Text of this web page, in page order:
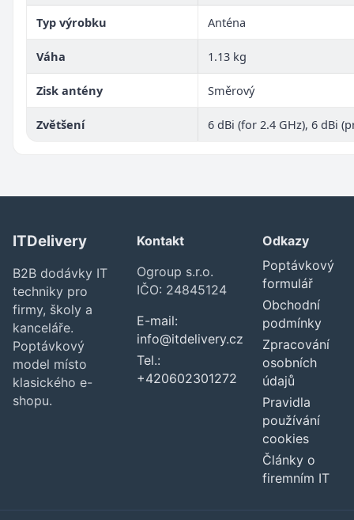
Typ výrobku Anténa
Váha 1.13 kg
Zisk antény Směrový
Zvětšení 6 dBi (for 2.4 GHz), 6 dBi
ITDelivery
B2B dodávky IT
techniky pro
firmy, školy a
kanceláře.
Poptávkový
model místo
klasického e-
shopu.
Kontakt
Ogroup s.r.o.
IČO: 24845124
E-mail:
info@itdelivery.cz
Tel.:
+420602301272
Odkazy
Poptávkový
formulář
Obchodní
podmínky
Zpracování
osobních
údajů
Pravidla
používání
cookies
Články o
firemním IT